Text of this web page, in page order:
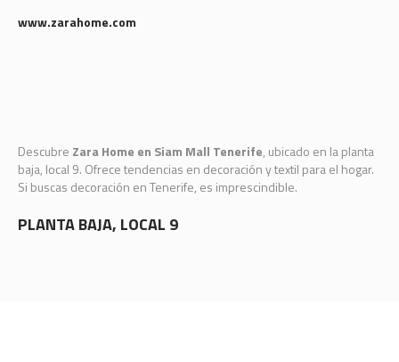
www.zarahome.com
Descubre Zara Home en Siam Mall Tenerife, ubicado en la planta
baja, local 9. Ofrece tendencias en decoración y textil para el hogar.
Si buscas decoración en Tenerife, es imprescindible.
PLANTA BAJA, LOCAL 9